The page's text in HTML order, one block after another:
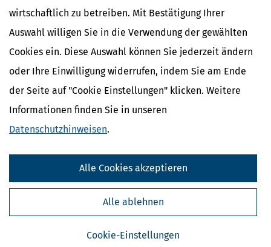
wirtschaftlich zu betreiben. Mit Bestätigung Ihrer
Auswahl willigen Sie in die Verwendung der gewählten
Cookies ein. Diese Auswahl können Sie jederzeit ändern
oder Ihre Einwilligung widerrufen, indem Sie am Ende
der Seite auf "Cookie Einstellungen" klicken. Weitere
Informationen finden Sie in unseren
Datenschutzhinweisen.
Cookie-Einstellungen
Alle ablehnen
Alle Cookies akzeptieren
Kostenlose Steuertipps & News
Steuertipps
Steuertipps Selbstständige
von Steuertipps abonnieren. Die
Datenschutzhinweise habe ich gelesen.